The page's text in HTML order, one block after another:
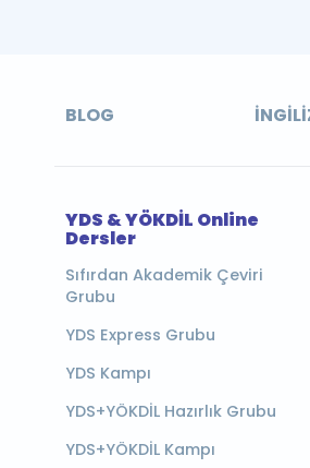
BLOG
YDS & YÖKDİL Online
Dersler
Sıfırdan Akademik Çeviri
Grubu
YDS Express Grubu
YDS Kampı
YDS+YÖKDİL Hazırlık Grubu
YDS+YÖKDİL Kampı